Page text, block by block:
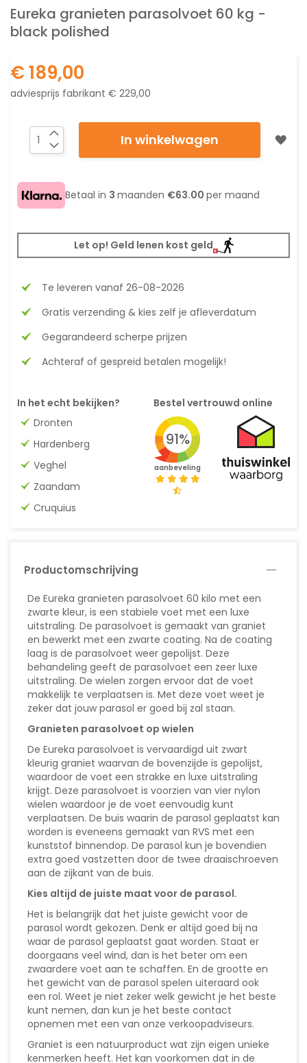
Eureka granieten parasolvoet 60 kg -
black polished
naar
het
begin
de
afbeeldingen-
gallerij
€ 189,00
adviesprijs fabrikant € 229,00
In winkelwagen
Betaal in 3 maanden €63.00 per maand
Let op! Geld lenen kost geld
Te leveren vanaf 26-08-2026
Gratis verzending & kies zelf je afleverdatum
Gegarandeerd scherpe prijzen
Achteraf of gespreid betalen mogelijk!
In het echt bekijken?
Dronten
Hardenberg
Veghel
Zaandam
Cruquius
Bestel vertrouwd online
91%
aanbeveling
Productomschrijving
De Eureka granieten parasolvoet 60 kilo met een
zwarte kleur, is een stabiele voet met een luxe
uitstraling. De parasolvoet is gemaakt van graniet
en bewerkt met een zwarte coating. Na de coating
laag is de parasolvoet weer gepolijst. Deze
behandeling geeft de parasolvoet een zeer luxe
uitstraling. De wielen zorgen ervoor dat de voet
makkelijk te verplaatsen is. Met deze voet weet je
zeker dat jouw parasol er goed bij zal staan.
Granieten parasolvoet op wielen
De Eureka parasolvoet is vervaardigd uit zwart
kleurig graniet waarvan de bovenzijde is gepolijst,
waardoor de voet een strakke en luxe uitstraling
krijgt. Deze parasolvoet is voorzien van vier nylon
wielen waardoor je de voet eenvoudig kunt
verplaatsen. De buis waarin de parasol geplaatst kan
worden is eveneens gemaakt van RVS met een
kunststof binnendop. De parasol kun je bovendien
extra goed vastzetten door de twee draaischroeven
aan de zijkant van de buis.
Kies altijd de juiste maat voor de parasol.
Het is belangrijk dat het juiste gewicht voor de
parasol wordt gekozen. Denk er altijd goed bij na
waar de parasol geplaatst gaat worden. Staat er
doorgaans veel wind, dan is het beter om een
zwaardere voet aan te schaffen. En de grootte en
het gewicht van de parasol spelen uiteraard ook
een rol. Weet je niet zeker welk gewicht je het beste
kunt nemen, dan kun je het beste contact
opnemen met een van onze verkoopadviseurs.
Graniet is een natuurproduct wat zijn eigen unieke
kenmerken heeft. Het kan voorkomen dat in de